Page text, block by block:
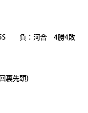
負：河合 4勝4敗
裏先頭)